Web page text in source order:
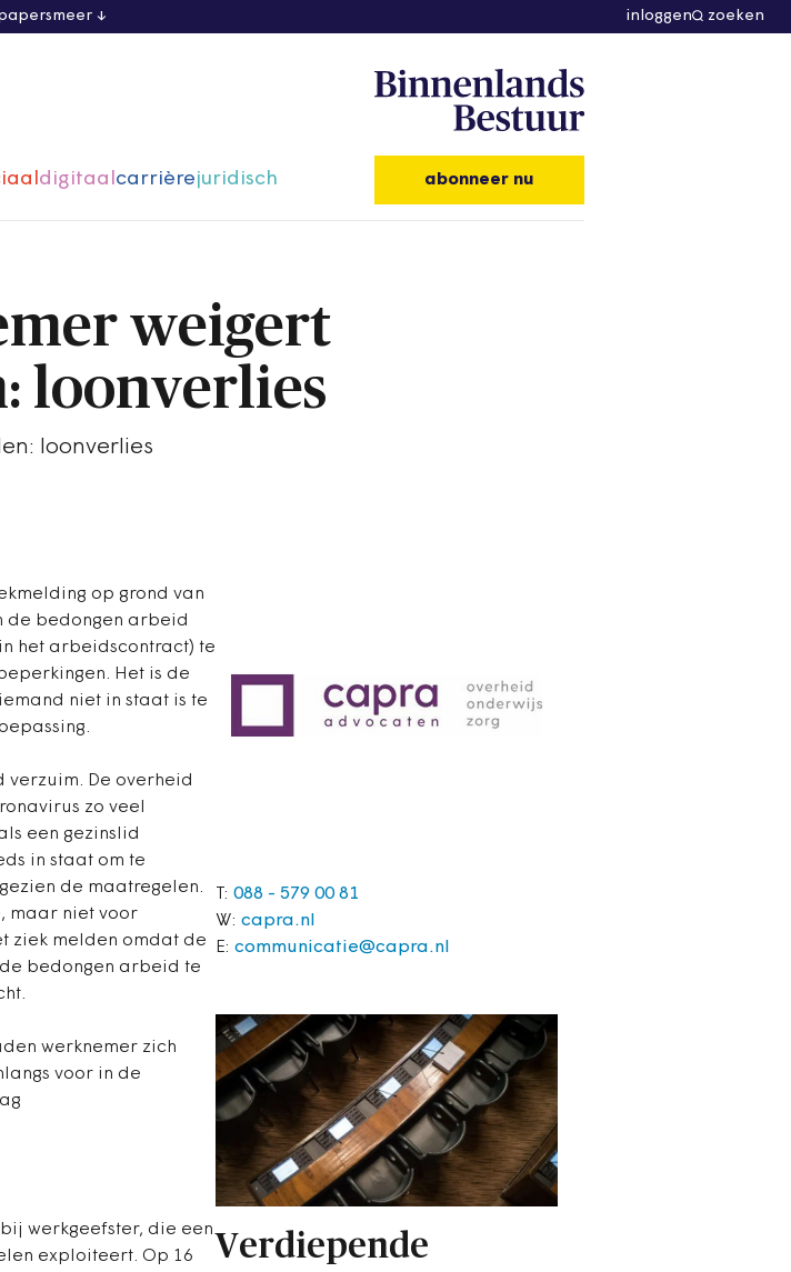
meer inloggen zoeken
digitaalcarrièrejuridisch abonneer nu
weigert
loonverlies
loonverlies
op grond van
de bedongen arbeid
het arbeidscontract) te
Het is de
niet in staat is te
verzuim. De overheid
zo veel
een gezinslid
in staat om te
de maatregelen.
maar niet voor
ziek melden omdat de
bedongen arbeid te
werknemer zich
voor in de
werkgeefster, die een
exploiteert. Op 16
T: 088 - 579 00 81
W: capra.nl
E: communicatie@capra.nl
Verdiepende